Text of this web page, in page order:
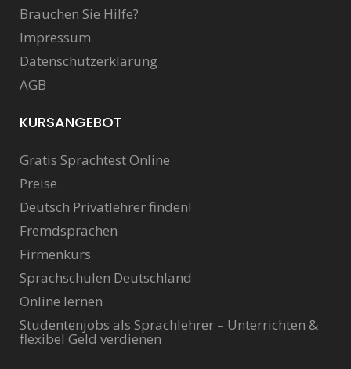
Brauchen Sie Hilfe?
Impressum
Datenschutzerklärung
AGB
KURSANGEBOT
Gratis Sprachtest Online
Preise
Deutsch Privatlehrer finden!
Fremdsprachen
Firmenkurs
Sprachschulen Deutschland
Online lernen
Studentenjobs als Sprachlehrer – Unterrichten &
flexibel Geld verdienen